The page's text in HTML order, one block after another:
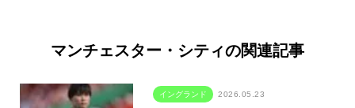
マンチェスター・シティの関連記事
イングランド 2026.05.23